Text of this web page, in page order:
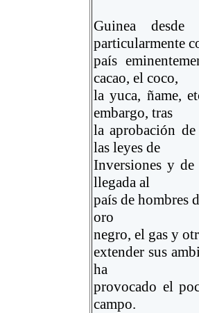
Guinea
particularmente
país
cacao, el coco,
la yuca, ñame,
embargo, tras
la aprobación
las leyes de
Inversiones y
llegada al
país de hombres
oro
negro, el gas y
extender sus
ha
provocado el
campo.